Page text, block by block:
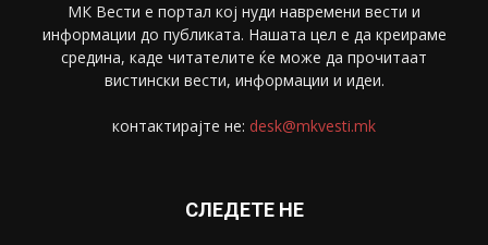
МК Вести е портал коj нуди навремени вести и
информации до публиката. Нашата цел е да креираме
средина, каде читателите ќе може да прочитаат
вистински вести, информации и идеи.
контактирајте не: desk@mkvesti.mk
СЛЕДЕТЕ НЕ